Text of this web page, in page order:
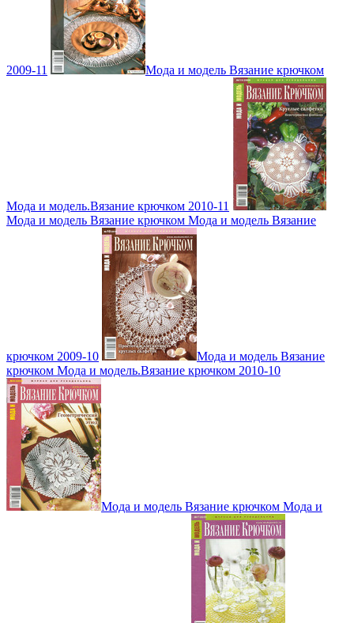
2009-11 Мода и модель Вязание крючком
Мода и модель.Вязание крючком 2010-11
Мода и модель Вязание крючком Мода и модель Вязание
крючком 2009-10
Мода и модель Вязание
крючком Мода и модель.Вязание крючком 2010-10
Мода и модель Вязание крючком Мода и